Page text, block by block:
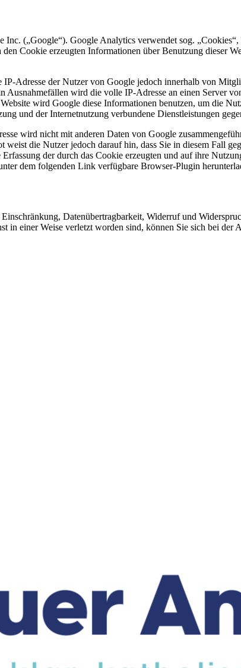
(„Google“). Google Analytics verwendet sog.
Cookie erzeugten Informationen über Benutzung dieser
Adresse der Nutzer von Google jedoch innerhalb von
Ausnahmefällen wird die volle IP-Adresse an einen Server
wird Google diese Informationen benutzen, um die
und der Internetnutzung verbundene Dienstleistungen
wird nicht mit anderen Daten von Google
die Nutzer jedoch darauf hin, dass Sie in diesem Fall
der durch das Cookie erzeugten und auf ihre
dem folgenden Link verfügbare Browser-Plugin
Datenübertragbarkeit, Widerruf und
in einer Weise verletzt worden sind, können Sie sich bei der